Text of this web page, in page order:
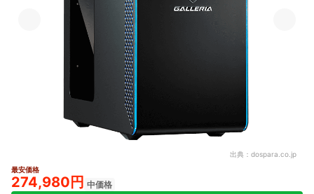
出典： dospara.co.jp
最安価格
274,980円 中価格